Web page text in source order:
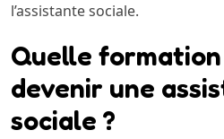
l’assistante sociale.
Quelle
devenir une
sociale ?